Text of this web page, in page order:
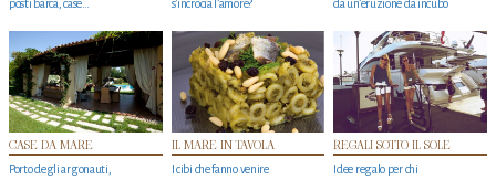
posti barca, case…
s'incrocia l’amore?
da un’eruzione da incubo
CASE DA MARE
Porto degli argonauti,
IL MARE IN TAVOLA
I cibi che fanno venire
REGALI SOTTO IL SOLE
Idee regalo per chi